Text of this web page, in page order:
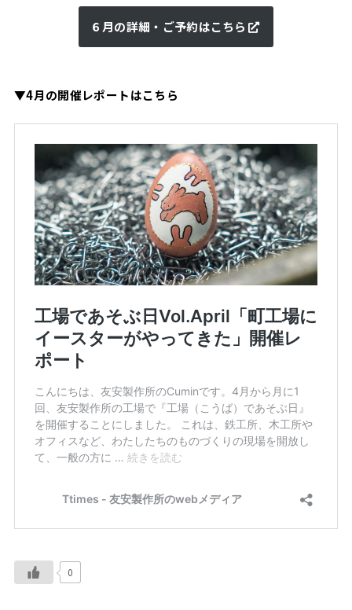
６月の詳細・ご予約はこちら
▼4月の開催レポートはこちら
0